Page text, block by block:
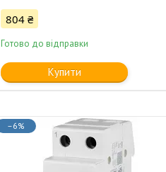
804 ₴
Готово до відправки
Купити
–6%